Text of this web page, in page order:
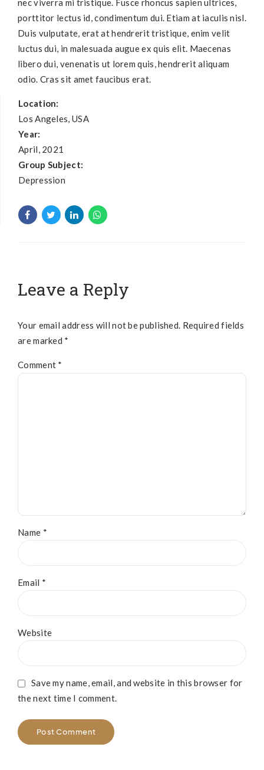
nec viverra mi tristique. Fusce rhoncus sapien ultrices,
porttitor lectus id, condimentum dui. Etiam at iaculis nisl.
Duis vulputate, erat at hendrerit tristique, enim velit
luctus dui, in malesuada augue ex quis elit. Maecenas
libero dui, venenatis ut lorem quis, hendrerit aliquam
odio. Cras sit amet faucibus erat.
Location:
Los Angeles, USA
Year:
April, 2021
Group Subject:
Depression
Leave a Reply
Your email address will not be published. Required fields
are marked *
Comment *
Name *
Email *
Website
Save my name, email, and website in this browser for
the next time I comment.
Post Comment